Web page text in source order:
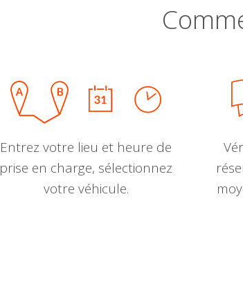
Entrez votre lieu et heure de
prise en charge, sélectionnez
votre véhicule.